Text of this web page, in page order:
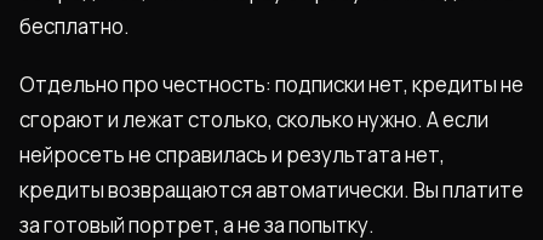
бесплатно.
Отдельно про честность: подписки нет, кредиты не
сгорают и лежат столько, сколько нужно. А если
нейросеть не справилась и результата нет,
кредиты возвращаются автоматически. Вы платите
за готовый портрет, а не за попытку.